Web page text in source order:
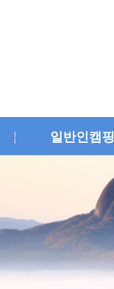
일반인캠핑